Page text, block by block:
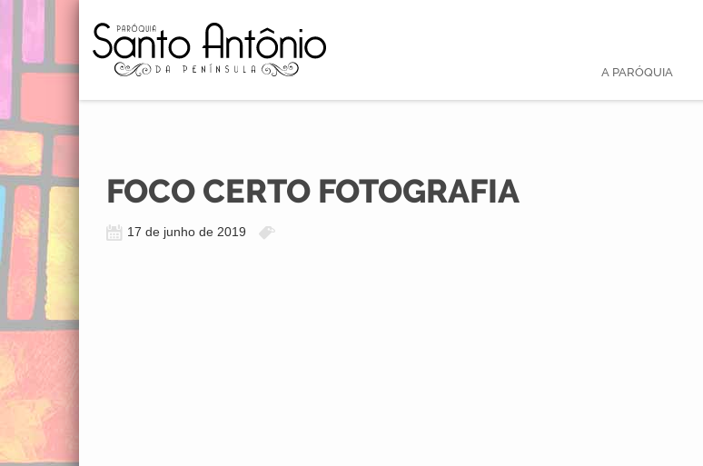
A PARÓQUIA
FOCO CERTO FOTOGRAFIA
17 de junho de 2019